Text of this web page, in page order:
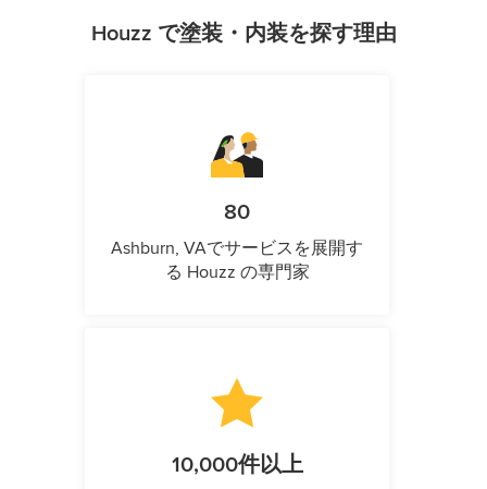
Houzz で塗装・内装を探す理由
80
Ashburn, VAでサービスを展開す
る Houzz の専門家
10,000件以上